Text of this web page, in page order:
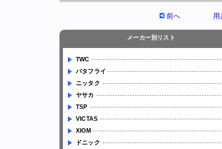
前へ
メーカー別リスト
TWC
バタフライ
ニッタク
ヤサカ
TSP
VICTAS
XIOM
ドニック